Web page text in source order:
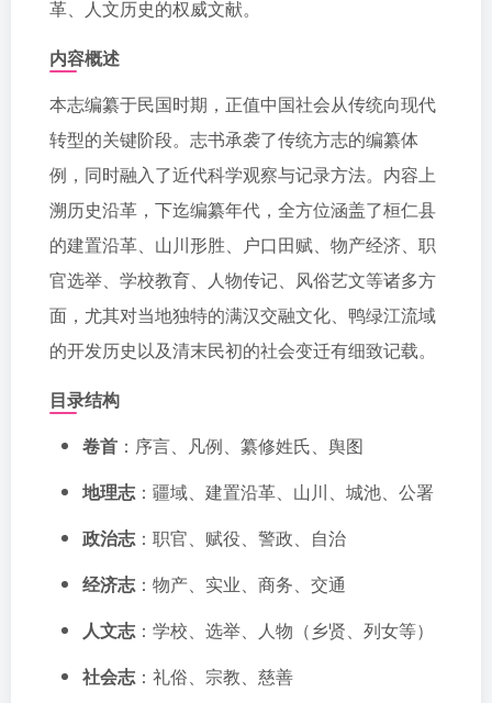
革、人文历史的权威文献。
内容概述
本志编纂于民国时期，正值中国社会从传统向现代
转型的关键阶段。志书承袭了传统方志的编纂体
例，同时融入了近代科学观察与记录方法。内容上
溯历史沿革，下迄编纂年代，全方位涵盖了桓仁县
的建置沿革、山川形胜、户口田赋、物产经济、职
官选举、学校教育、人物传记、风俗艺文等诸多方
面，尤其对当地独特的满汉交融文化、鸭绿江流域
的开发历史以及清末民初的社会变迁有细致记载。
目录结构
卷首 ：序言、凡例、纂修姓氏、舆图
地理志：疆域、建置沿革、山川、城池、公署
政治志：职官、赋役、警政、自治
经济志：物产、实业、商务、交通
人文志：学校、选举、人物（乡贤、列女等）
社会志：礼俗、宗教、慈善